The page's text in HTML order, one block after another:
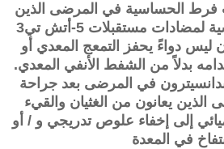
فرط الحساسية في المرضى الذين
أظهروا فرط الحساسية لمضادات مستقبلات 5-أتش تي3
ليس دواءً يحفز التمعج المعدي أو
بدلاً من الشفط الأنفي المعدي.
في المرضى بعد جراحة
الذين يعانون من الغثيان والقيء
إلى إخفاء علوص تدريجي و / أو
في المعدة